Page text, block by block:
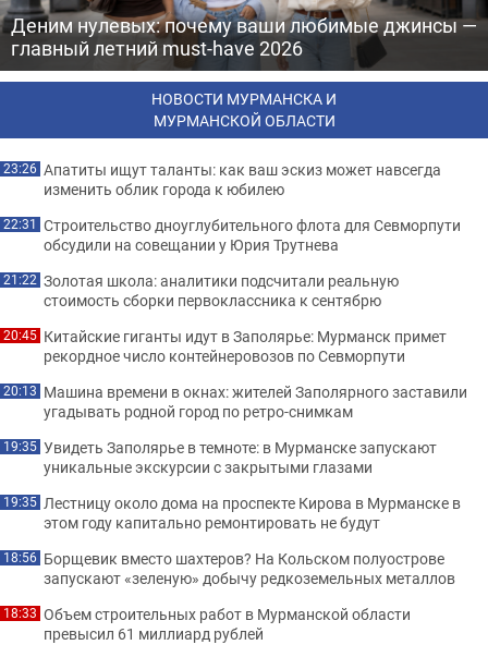
Деним нулевых: почему ваши любимые джинсы —
главный летний must-have 2026
НОВОСТИ МУРМАНСКА И
МУРМАНСКОЙ ОБЛАСТИ
23:26 Апатиты ищут таланты: как ваш эскиз может навсегда
изменить облик города к юбилею
22:31 Строительство дноуглубительного флота для Севморпути
обсудили на совещании у Юрия Трутнева
21:22 Золотая школа: аналитики подсчитали реальную
стоимость сборки первоклассника к сентябрю
20:45 Китайские гиганты идут в Заполярье: Мурманск примет
рекордное число контейнеровозов по Севморпути
20:13 Машина времени в окнах: жителей Заполярного заставили
угадывать родной город по ретро-снимкам
19:35 Увидеть Заполярье в темноте: в Мурманске запускают
уникальные экскурсии с закрытыми глазами
19:35 Лестницу около дома на проспекте Кирова в Мурманске в
этом году капитально ремонтировать не будут
18:56 Борщевик вместо шахтеров? На Кольском полуострове
запускают «зеленую» добычу редкоземельных металлов
18:33 Объем строительных работ в Мурманской области
превысил 61 миллиард рублей